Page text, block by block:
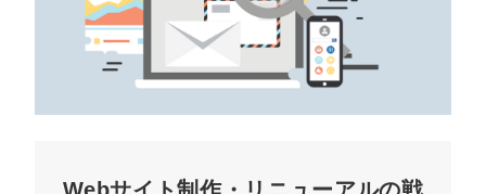
Webサイト制作・リニューアルの戦